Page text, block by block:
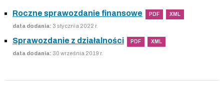
Roczne sprawozdanie finansowe PDF XML
data dodania: 3 stycznia 2022 r.
Sprawozdanie z działalności PDF XML
data dodania: 30 września 2019 r.